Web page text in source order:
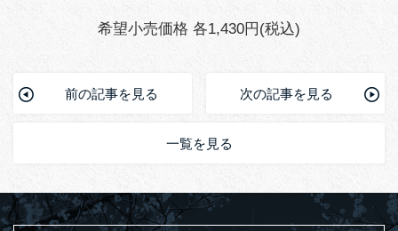
希望小売価格 各1,430円(税込)
前の記事を見る 次の記事を見る
一覧を見る